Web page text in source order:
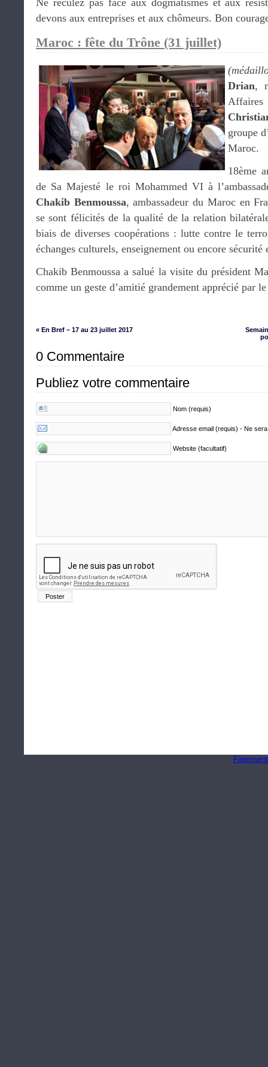
Ne reculez pas face aux dogmatismes et aux
devons aux entreprises et aux chômeurs. Bon
Maroc : fête du Trône (31 juillet)
Drian,
Affaires
groupe
Maroc.
18ème
de Sa Majesté le roi Mohammed VI à
Chakib Benmoussa, ambassadeur du Maroc en
se sont félicités de la qualité de la relation
biais de diverses coopérations : lutte contre le
échanges culturels, enseignement ou encore
Chakib Benmoussa a salué la visite du président
comme un geste d’amitié grandement apprécié par
« En Bref – 17 au 23 juillet 2017
0 Commentaire
Publiez votre commentaire
Nom (requis)
Adresse email (requis) - Ne
Website (facultatif)